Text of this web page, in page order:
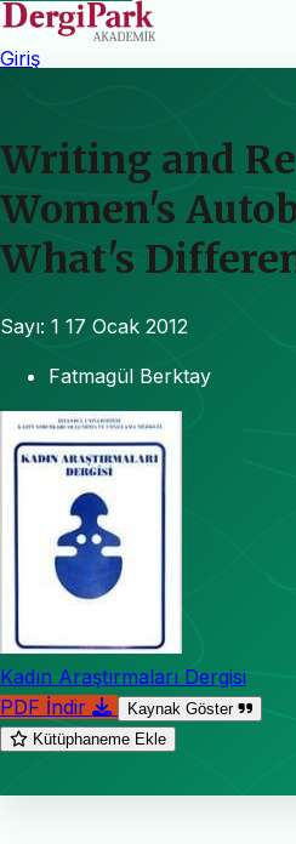
Giriş
Writing and
Women's
What's
Sayı: 1 17 Ocak 2012
Fatmagül Berktay
Kadın Araştırmaları Dergisi
PDF İndir
Kaynak Göster
Kütüphaneme Ekle